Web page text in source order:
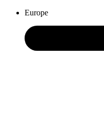
Europe